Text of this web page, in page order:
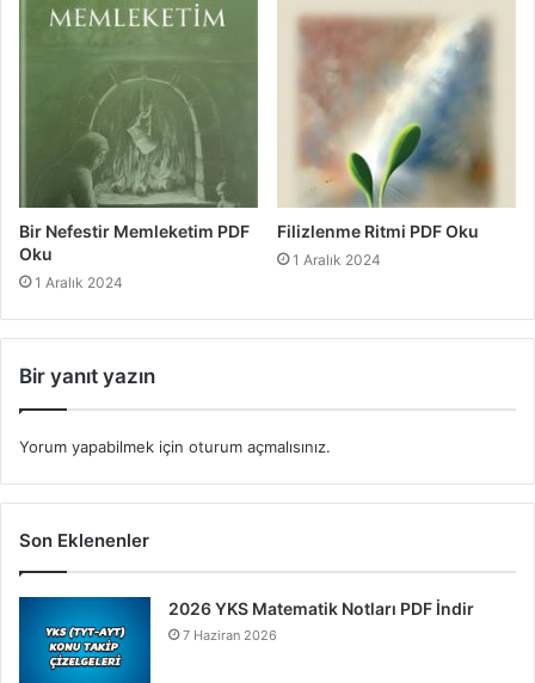
Bir Nefestir Memleketim PDF
Oku
1 Aralık 2024
Filizlenme Ritmi PDF Oku
1 Aralık 2024
Bir yanıt yazın
Yorum yapabilmek için oturum açmalısınız.
Son Eklenenler
2026 YKS Matematik Notları PDF İndir
7 Haziran 2026